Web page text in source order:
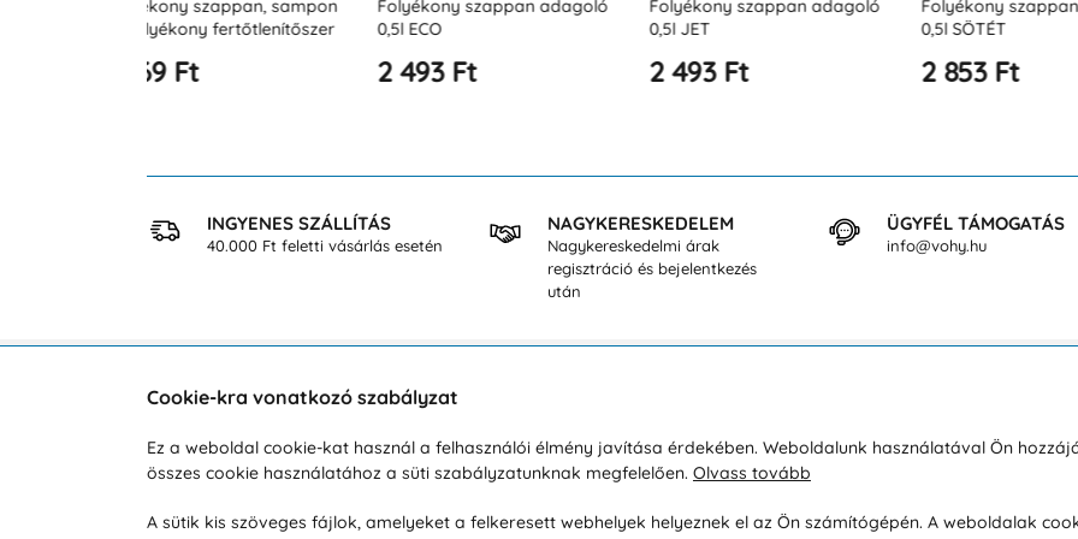
Folyékony szappan adagoló
0,5l ECO
2 493 Ft
Folyékony szappan adagoló
0,5l JET
2 493 Ft
Folyékony szappan adagoló
0,5l SÖTÉT
2 853 Ft
Folyékony
1l ECO
3 218 Ft
INGYENES SZÁLLÍTÁS
40.000 Ft feletti vásárlás esetén
NAGYKERESKEDELEM
Nagykereskedelmi árak
regisztráció és bejelentkezés
után
ÜGYFÉL TÁMOGATÁS
info@vohy.hu
Hétköznap 8:00-tól 16:00-ig
info@vohy.hu
Reklamáció / Áru visszaküldése
Szállítás és fizetés
Társaságról
Cookie-kra vonatkozó szabályzat
Ez a weboldal cookie-kat használ a felhasználói élmény javítása érdekében. Weboldalunk használatával Ön
összes cookie használatához a süti szabályzatunknak megfelelően. Olvass tovább
A sütik kis szöveges fájlok, amelyeket a felkeresett webhelyek helyeznek el az Ön számítógépén. A weboldalak